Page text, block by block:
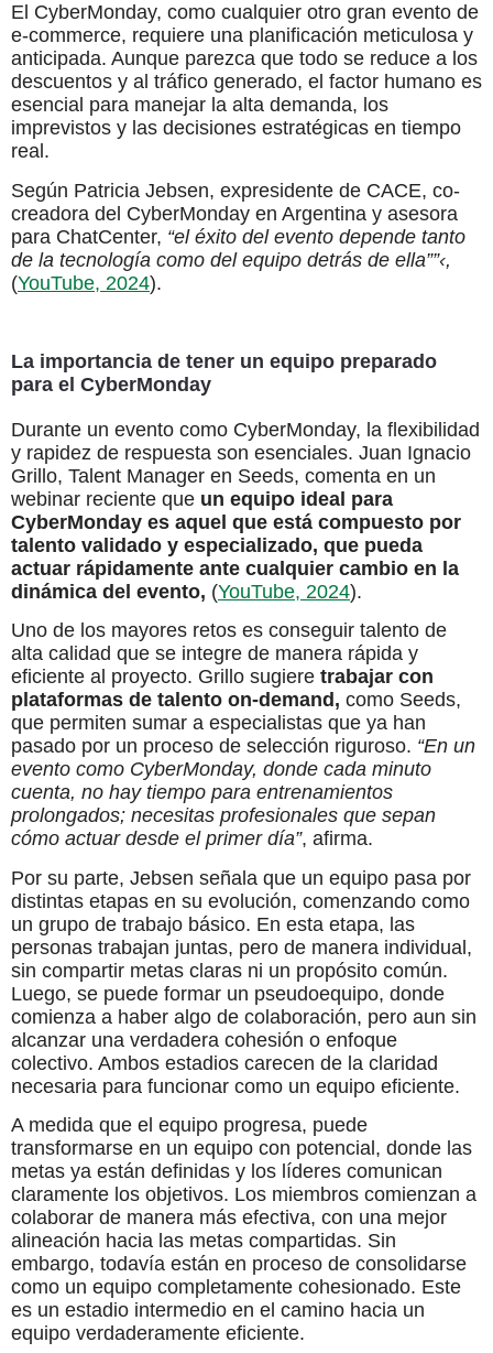
El CyberMonday, como cualquier otro gran evento de
e-commerce, requiere una planificación meticulosa y
anticipada. Aunque parezca que todo se reduce a los
descuentos y al tráfico generado, el factor humano es
esencial para manejar la alta demanda, los
imprevistos y las decisiones estratégicas en tiempo
real.
Según Patricia Jebsen, expresidente de CACE, co-
creadora del CyberMonday en Argentina y asesora
para ChatCenter, “el éxito del evento depende tanto
de la tecnología como del equipo detrás de ella””‹,
(YouTube, 2024).
La importancia de tener un equipo preparado
para el CyberMonday
Durante un evento como CyberMonday, la flexibilidad
y rapidez de respuesta son esenciales. Juan Ignacio
Grillo, Talent Manager en Seeds, comenta en un
webinar reciente que un equipo ideal para
CyberMonday es aquel que está compuesto por
talento validado y especializado, que pueda
actuar rápidamente ante cualquier cambio en la
dinámica del evento, (YouTube, 2024).
Uno de los mayores retos es conseguir talento de
alta calidad que se integre de manera rápida y
eficiente al proyecto. Grillo sugiere trabajar con
plataformas de talento on-demand, como Seeds,
que permiten sumar a especialistas que ya han
pasado por un proceso de selección riguroso. “En un
evento como CyberMonday, donde cada minuto
cuenta, no hay tiempo para entrenamientos
prolongados; necesitas profesionales que sepan
cómo actuar desde el primer día”, afirma.
Por su parte, Jebsen señala que un equipo pasa por
distintas etapas en su evolución, comenzando como
un grupo de trabajo básico. En esta etapa, las
personas trabajan juntas, pero de manera individual,
sin compartir metas claras ni un propósito común.
Luego, se puede formar un pseudoequipo, donde
comienza a haber algo de colaboración, pero aun sin
alcanzar una verdadera cohesión o enfoque
colectivo. Ambos estadios carecen de la claridad
necesaria para funcionar como un equipo eficiente.
A medida que el equipo progresa, puede
transformarse en un equipo con potencial, donde las
metas ya están definidas y los líderes comunican
claramente los objetivos. Los miembros comienzan a
colaborar de manera más efectiva, con una mejor
alineación hacia las metas compartidas. Sin
embargo, todavía están en proceso de consolidarse
como un equipo completamente cohesionado. Este
es un estadio intermedio en el camino hacia un
equipo verdaderamente eficiente.